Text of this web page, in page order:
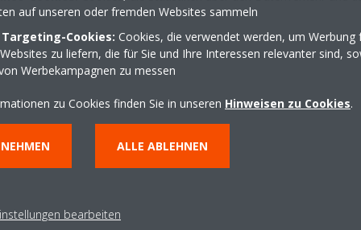
auf unseren oder fremden Websites sammeln
Cookies: Cookies, die verwendet werden, um Werbung
zu liefern, die für Sie und Ihre Interessen relevanter sind,
Werbekampagnen zu messen
zu Cookies finden Sie in unseren Hinweisen zu Cookies.
ALLE ABLEHNEN
bearbeiten